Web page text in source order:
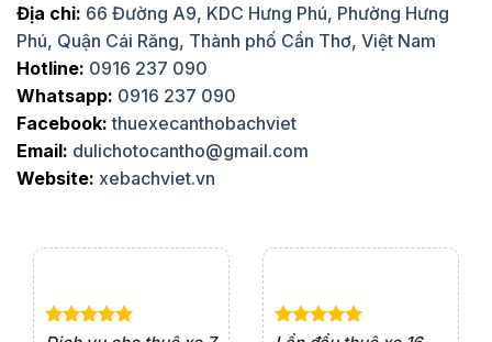
Địa chỉ: 66 Đường A9, KDC Hưng Phú, Phường Hưng
Phú, Quận Cái Răng, Thành phố Cần Thơ, Việt Nam
Hotline: 0916 237 090
Whatsapp: 0916 237 090
Facebook: thuexecanthobachviet
Email: dulichotocantho@gmail.com
Website: xebachviet.vn